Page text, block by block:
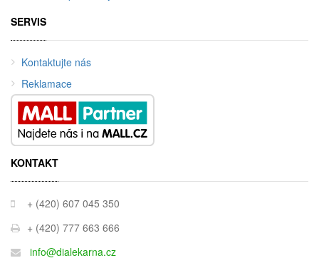
SERVIS
Kontaktujte nás
Reklamace
KONTAKT
+ (420) 607 045 350
+ (420) 777 663 666
info@dialekarna.cz